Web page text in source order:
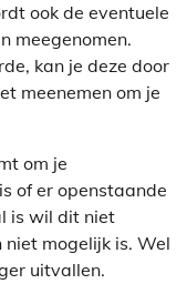
ook de eventuele
meegenomen.
kan je deze door
meenemen om je
om je
of er openstaande
is wil dit niet
mogelijk is. Wel
uitvallen.